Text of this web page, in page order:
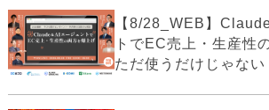
【8/28_WEB】
トでEC売上・生産性
ただ使うだけじゃな